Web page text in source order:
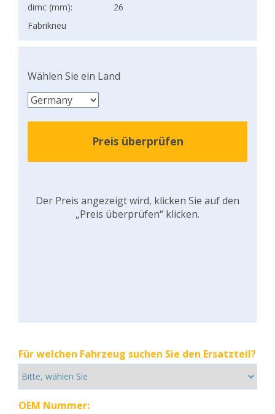
dimc (mm):
26
Fabrikneu
Wählen Sie ein Land
Preis überprüfen
Der Preis angezeigt wird, klicken Sie auf den
„Preis überprüfen“ klicken.
Für welchen Fahrzeug suchen Sie den Ersatzteil?
OEM Nummer: